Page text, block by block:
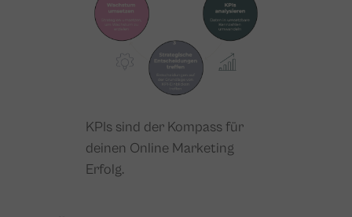
KPIs sind der Kompass für
deinen Online Marketing
Erfolg.